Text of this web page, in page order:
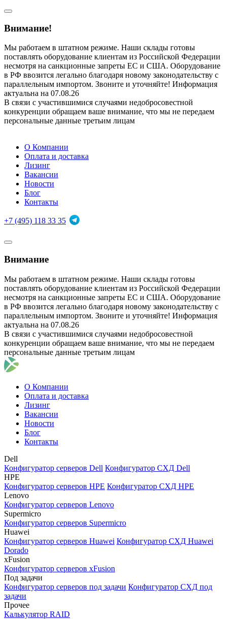
Внимание!
Мы работаем в штатном режиме. Наши склады готовы
поставлять оборудование клиентам из Российской Федерации
несмотря на санкционные запреты ЕС и США. Оборудование
в РФ ввозится легально благодаря новому законодательству с
параллельным импортом. Звоните и уточняйте! Информация
актуальна на 07.08.26
В связи с участившимися случаями недобросовестной
конкуренции обращаем ваше внимание, что мы не передаем
персональные данные третьим лицам
О Компании
Оплата и доставка
Лизинг
Вакансии
Новости
Блог
Контакты
+7 (495) 118 33 35
Внимание
Мы работаем в штатном режиме. Наши склады готовы
поставлять оборудование клиентам из Российской Федерации
несмотря на санкционные запреты ЕС и США. Оборудование
в РФ ввозится легально благодаря новому законодательству с
параллельным импортом. Звоните и уточняйте! Информация
актуальна на 07.08.26
В связи с участившимися случаями недобросовестной
конкуренции обращаем ваше внимание, что мы не передаем
персональные данные третьим лицам
О Компании
Оплата и доставка
Лизинг
Вакансии
Новости
Блог
Контакты
Dell
Конфигуратор серверов Dell Конфигуратор СХД Dell
HPE
Конфигуратор серверов HPE Конфигуратор СХД HPE
Lenovo
Конфигуратор серверов Lenovo
Supermicro
Конфигуратор серверов Supermicro
Huawei
Конфигуратор серверов Huawei Конфигуратор СХД Huawei
Dorado
xFusion
Конфигуратор серверов xFusion
Под задачи
Конфигуратор серверов под задачи Конфигуратор СХД под
задачи
Прочее
Калькулятор RAID